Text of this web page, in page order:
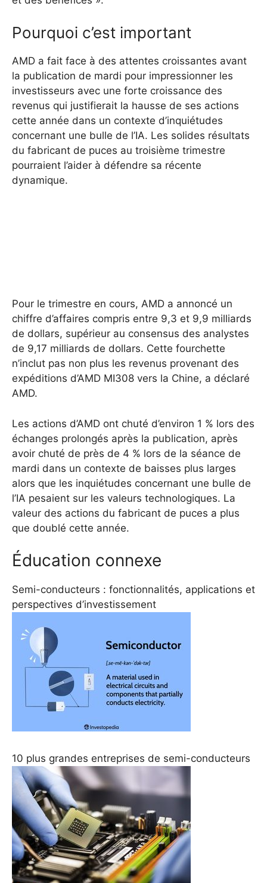
Pourquoi c’est important
AMD a fait face à des attentes croissantes avant
la publication de mardi pour impressionner les
investisseurs avec une forte croissance des
revenus qui justifierait la hausse de ses actions
cette année dans un contexte d’inquiétudes
concernant une bulle de l’IA. Les solides résultats
du fabricant de puces au troisième trimestre
pourraient l’aider à défendre sa récente
dynamique.
Pour le trimestre en cours, AMD a annoncé un
chiffre d’affaires compris entre 9,3 et 9,9 milliards
de dollars, supérieur au consensus des analystes
de 9,17 milliards de dollars. Cette fourchette
n’inclut pas non plus les revenus provenant des
expéditions d’AMD MI308 vers la Chine, a déclaré
AMD.
Les actions d’AMD ont chuté d’environ 1 % lors des
échanges prolongés après la publication, après
avoir chuté de près de 4 % lors de la séance de
mardi dans un contexte de baisses plus larges
alors que les inquiétudes concernant une bulle de
l’IA pesaient sur les valeurs technologiques. La
valeur des actions du fabricant de puces a plus
que doublé cette année.
Éducation connexe
Semi-conducteurs : fonctionnalités, applications et
perspectives d’investissement
10 plus grandes entreprises de semi-conducteurs